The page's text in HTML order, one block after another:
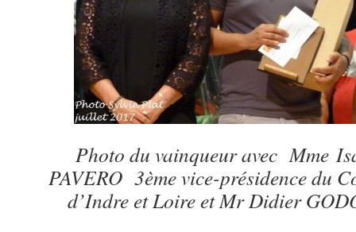
Photo du vainqueur avec Mme
PAVERO 3ème vice-présidence du
d’Indre et Loire et Mr Didier